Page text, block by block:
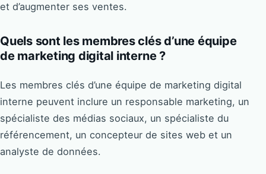
et d’augmenter ses ventes.
Quels sont les membres clés d’une équipe
de marketing digital interne ?
Les membres clés d’une équipe de marketing digital
interne peuvent inclure un responsable marketing, un
spécialiste des médias sociaux, un spécialiste du
référencement, un concepteur de sites web et un
analyste de données.